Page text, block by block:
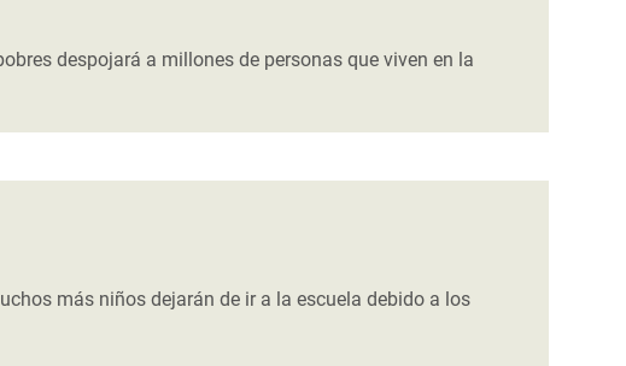
despojará a millones de personas que viven en la
más niños dejarán de ir a la escuela debido a los